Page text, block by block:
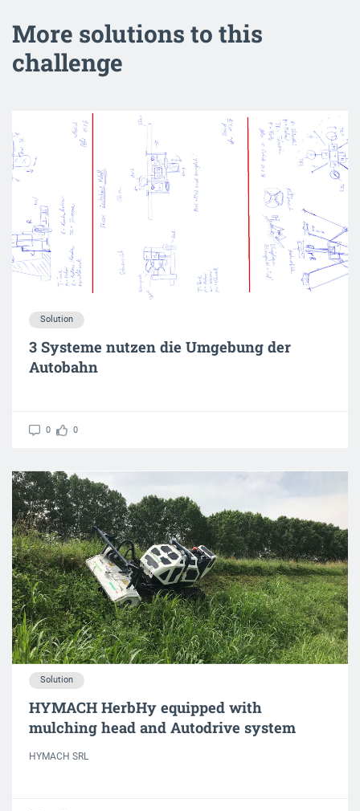
More solutions to this
challenge
Solution
3 Systeme nutzen die Umgebung der
Autobahn
0 0
Solution
HYMACH HerbHy equipped with
mulching head and Autodrive system
HYMACH SRL